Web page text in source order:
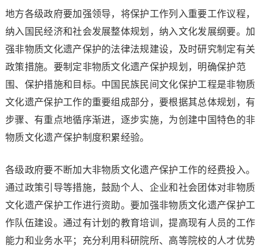
地方各级政府要加强领导，将保护工作列入重要工作议程，
纳入国民经济和社会发展整体规划，纳入文化发展纲要。加
强非物质文化遗产保护的法律法规建设，及时研究制定有关
政策措施。要制定非物质文化遗产保护规划，明确保护范
围、保护措施和目标。中国民族民间文化保护工程是非物质
文化遗产保护工作的重要组成部分，要根据其总体规划，有
步骤、有重点地循序渐进，逐步实施，为创建中国特色的非
物质文化遗产保护制度积累经验。
各级政府要不断加大非物质文化遗产保护工作的经费投入。
通过政策引导等措施，鼓励个人、企业和社会团体对非物质
文化遗产保护工作进行资助。要加强非物质文化遗产保护工
作队伍建设。通过有计划的教育培训，提高现有人员的工作
能力和业务水平；充分利用科研院所、高等院校的人才优势